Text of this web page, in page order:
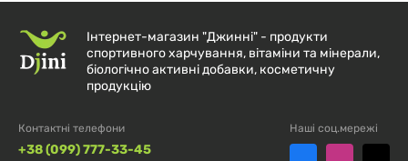
Інтернет-магазин "Джинні" - продукти
спортивного харчування, вітаміни та мінерали,
біологічно активні добавки, косметичну
продукцію
Контактні телефони
+38 (099) 777-33-45
Наші соц.мережі